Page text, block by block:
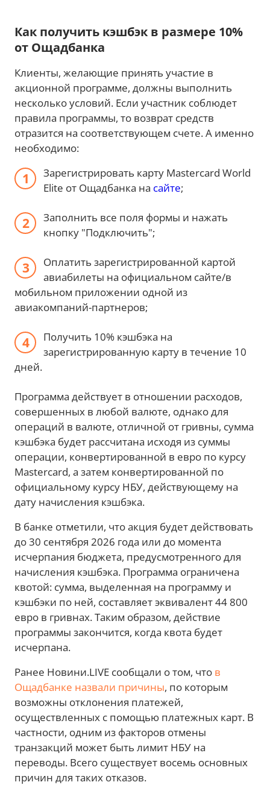
Как получить кэшбэк в размере 10%
от Ощадбанка
Клиенты, желающие принять участие в
акционной программе, должны выполнить
несколько условий. Если участник соблюдет
правила программы, то возврат средств
отразится на соответствующем счете. А именно
необходимо:
Зарегистрировать карту Mastercard World
Elite от Ощадбанка на сайте;
Заполнить все поля формы и нажать
кнопку "Подключить";
Оплатить зарегистрированной картой
авиабилеты на официальном сайте/в
мобильном приложении одной из
авиакомпаний-партнеров;
Получить 10% кэшбэка на
зарегистрированную карту в течение 10
дней.
Программа действует в отношении расходов,
совершенных в любой валюте, однако для
операций в валюте, отличной от гривны, сумма
кэшбэка будет рассчитана исходя из суммы
операции, конвертированной в евро по курсу
Mastercard, а затем конвертированной по
официальному курсу НБУ, действующему на
дату начисления кэшбэка.
В банке отметили, что акция будет действовать
до 30 сентября 2026 года или до момента
исчерпания бюджета, предусмотренного для
начисления кэшбэка. Программа ограничена
квотой: сумма, выделенная на программу и
кэшбэки по ней, составляет эквивалент 44 800
евро в гривнах. Таким образом, действие
программы закончится, когда квота будет
исчерпана.
Ранее Новини.LIVE сообщали о том, что в
Ощадбанке назвали причины, по которым
возможны отклонения платежей,
осуществленных с помощью платежных карт. В
частности, одним из факторов отмены
транзакций может быть лимит НБУ на
переводы. Всего существует восемь основных
причин для таких отказов.